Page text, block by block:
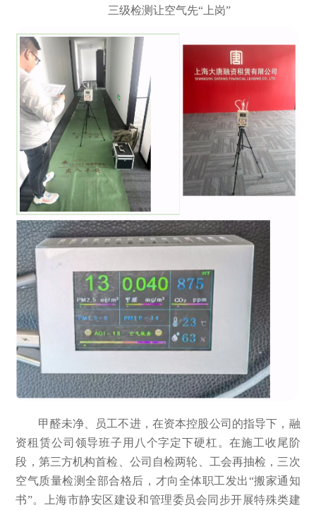
三级检测让空气先“上岗”
甲醛未净、员工不进，在资本控股公司的指导下，融
资租赁公司领导班子用八个字定下硬杠。在施工收尾阶
段，第三方机构首检、公司自检两轮、工会再抽检，三次
空气质量检测全部合格后，才向全体职工发出“搬家通知
书”。上海市静安区建设和管理委员会同步开展特殊类建